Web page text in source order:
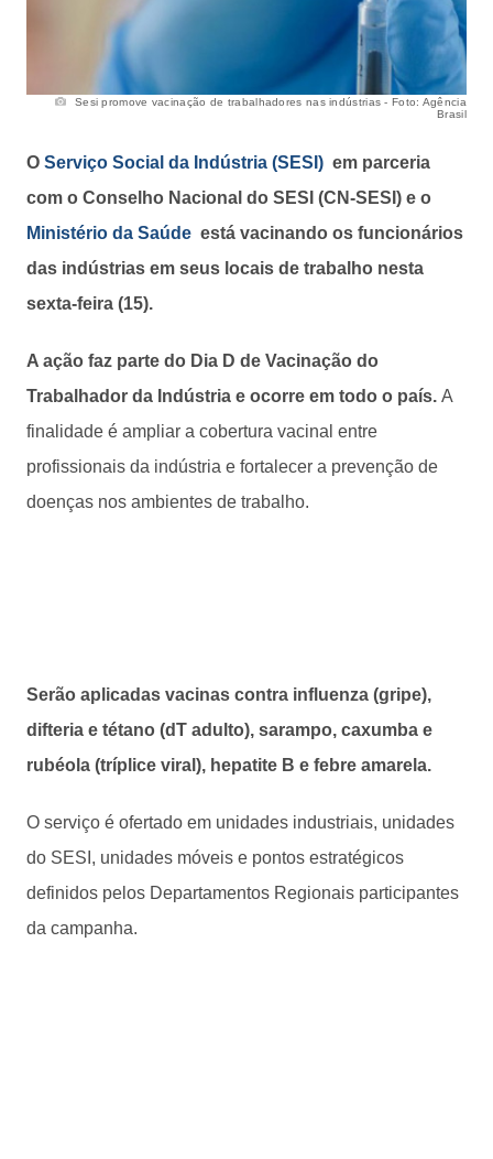
Sesi promove vacinação de trabalhadores nas indústrias - Foto: Agência
Brasil
O Serviço Social da Indústria (SESI) em parceria
com o Conselho Nacional do SESI (CN-SESI) e o
Ministério da Saúde está vacinando os funcionários
das indústrias em seus locais de trabalho nesta
sexta-feira (15).
A ação faz parte do Dia D de Vacinação do
Trabalhador da Indústria e ocorre em todo o país. A
finalidade é ampliar a cobertura vacinal entre
profissionais da indústria e fortalecer a prevenção de
doenças nos ambientes de trabalho.
Serão aplicadas vacinas contra influenza (gripe),
difteria e tétano (dT adulto), sarampo, caxumba e
rubéola (tríplice viral), hepatite B e febre amarela.
O serviço é ofertado em unidades industriais, unidades
do SESI, unidades móveis e pontos estratégicos
definidos pelos Departamentos Regionais participantes
da campanha.